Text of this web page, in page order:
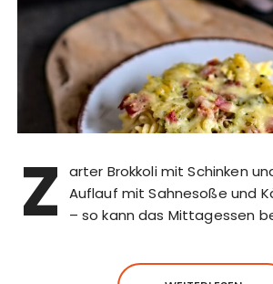
Z
arter Brokkoli mit Schinken
Auflauf mit Sahnesoße und
– so kann das Mittagessen